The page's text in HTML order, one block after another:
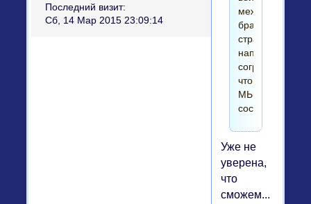
Последний визит:
Сб, 14 Мар 2015 23:09:14
между
братскими
странами,
напоминая
согражданам,
что
МЫ
соседи!
Уже не
уверена,
что
сможем...